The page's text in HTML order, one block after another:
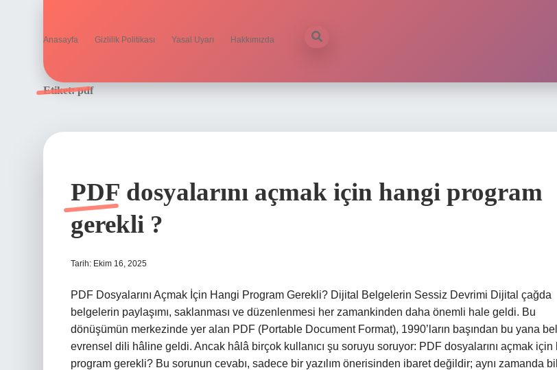
Anasayfa Gizlilik Politikası Yasal Uyarı Hakkımızda
Etiket:pdf
PDF dosyalarını açmak için hangi program
gerekli ?
Tarih: Ekim 16, 2025
PDF Dosyalarını Açmak İçin Hangi Program Gerekli? Dijital Belgelerin Sessiz Devrimi Dijital çağda
belgelerin paylaşımı, saklanması ve düzenlenmesi her zamankinden daha önemli hale geldi. Bu
dönüşümün merkezinde yer alan PDF (Portable Document Format), 1990’ların başından bu yana
evrensel dili hâline geldi. Ancak hâlâ birçok kullanıcı şu soruyu soruyor: PDF dosyalarını açmak için
program gerekli? Bu sorunun cevabı, sadece bir yazılım önerisinden ibaret değildir; aynı zamanda